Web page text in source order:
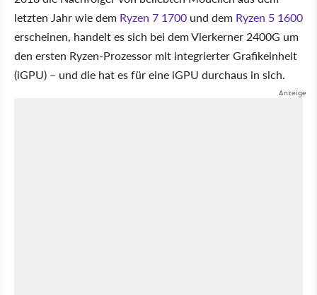
letzten Jahr wie dem Ryzen 7 1700 und dem Ryzen 5 1600
erscheinen, handelt es sich bei dem Vierkerner 2400G um
den ersten Ryzen-Prozessor mit integrierter Grafikeinheit
(iGPU) – und die hat es für eine iGPU durchaus in sich.